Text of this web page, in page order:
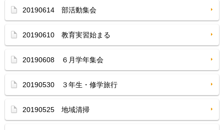
20190614 部活動集会
20190610 教育実習始まる
20190608 ６月学年集会
20190530 ３年生・修学旅行
20190525 地域清掃